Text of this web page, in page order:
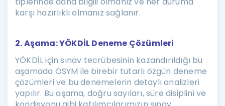
karşı hazırlıklı olmanız sağlanır.
2. Aşama: YÖKDİL Deneme Çözümleri
YÖKDİL için sınav tecrübesinin kazandırıldığı bu
aşamada ÖSYM ile birebir tutarlı özgün deneme
çözümleri ve bu denemelerin detaylı analizleri
yapılır. Bu aşama, doğru sayıları, süre disiplini ve